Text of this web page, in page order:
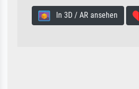
In 3D / AR ansehen